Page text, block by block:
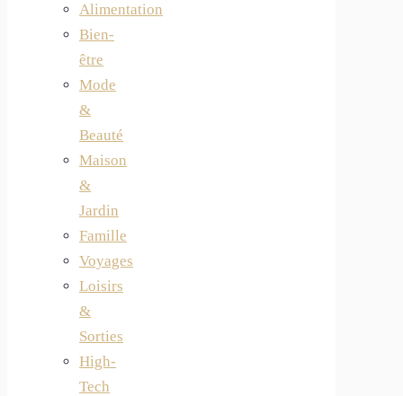
Alimentation
Bien-
être
Mode
&
Beauté
Maison
&
Jardin
Famille
Voyages
Loisirs
&
Sorties
High-
Tech